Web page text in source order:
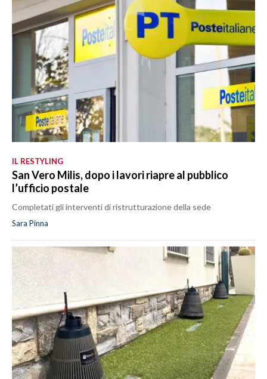
IL RESTYLING
San Vero Milis, dopo i lavori riapre al pubblico
l’ufficio postale
Completati gli interventi di ristrutturazione della sede
Sara Pinna